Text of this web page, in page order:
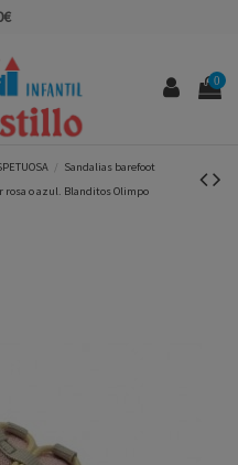
0
Sandalias barefoot
rosa o azul. Blanditos Olimpo